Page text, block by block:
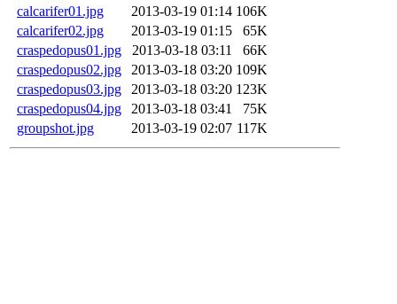
calcarifer01.jpg
2013-03-19 01:14 106K
calcarifer02.jpg
2013-03-19 01:15
65K
craspedopus01.jpg
2013-03-18 03:11
66K
craspedopus02.jpg
2013-03-18 03:20 109K
craspedopus03.jpg
2013-03-18 03:20 123K
craspedopus04.jpg
2013-03-18 03:41
75K
groupshot.jpg
2013-03-19 02:07 117K